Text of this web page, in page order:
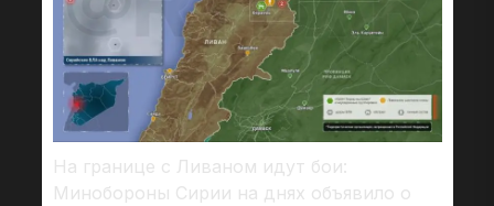
На границе с Ливаном идут бои:
Минобороны Сирии на днях объявило о